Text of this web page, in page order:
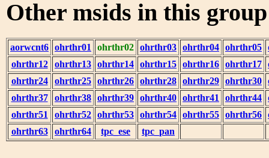
Other msids in this
aorwcnt6 ohrthr01 ohrthr02 ohrthr03 ohrthr04 ohrthr05
ohrthr12
ohrthr13 ohrthr14 ohrthr15 ohrthr16 ohrthr17
ohrthr24
ohrthr25 ohrthr26 ohrthr28 ohrthr29 ohrthr30
ohrthr37
ohrthr38 ohrthr39 ohrthr40 ohrthr41 ohrthr44
ohrthr51
ohrthr52 ohrthr53 ohrthr54 ohrthr55 ohrthr56
ohrthr63
ohrthr64 tpc_ese tpc_pan